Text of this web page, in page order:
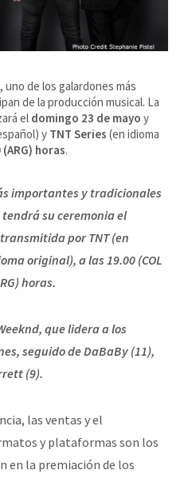
, uno de los galardones más
de la producción musical. La
el domingo 23 de mayo y
y TNT Series (en idioma
horas.
importantes y tradicionales
su ceremonia el
por TNT (en
original), a las 19.00 (COL
horas.
que lidera a los
seguido de DaBaBy (11),
(9).
las ventas y el
y plataformas son los
en la premiación de los